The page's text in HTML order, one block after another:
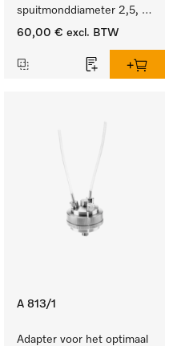
spuitmonddiameter 2,5,
lengte 125 mm, 5 stuks.
60,00 € excl. BTW
A 813/1
Adapter voor het optimaal